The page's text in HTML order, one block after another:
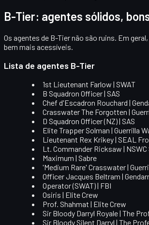
B-Tier: agentes sólidos,
Os agentes de B-Tiernão são ruins. Em
bem mais acessíveis.
Lista de agentes B-Tier
1st Lieutenant Farlow | SWAT
B Squadron Officer | SAS
Chef d'Escadron Rouchard |
Crasswater The Forgotten |
D Squadron Officer (NZ) | SAS
Elite Trapper Solman | Guerrilla
Lieutenant Rex Krikey | SEAL
Lt. Commander Ricksaw | NSWC
Maximum | Sabre
'Medium Rare' Crasswater |
Officer Jacques Beltram |
Operator (SWAT) | FBI
Osiris | Elite Crew
Prof. Shahmat | Elite Crew
Sir Bloody Darryl Royale | The
Sir Bloody Silent Darryl | The